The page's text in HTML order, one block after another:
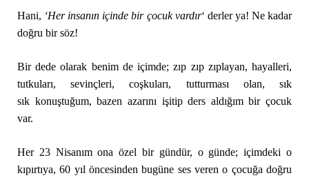
Hani, ‘Her insanın içinde bir çocuk vardır‘ derler ya! Ne kadar
doğru bir söz!
Bir dede olarak benim de içimde; zıp zıp zıplayan, hayalleri,
tutkuları, sevinçleri, coşkuları, tutturması olan, sık
sık konuştuğum, bazen azarını işitip ders aldığım bir çocuk
var.
Her 23 Nisanım ona özel bir gündür, o günde; içimdeki o
kıpırtıya, 60 yıl öncesinden bugüne ses veren o çocuğa doğru